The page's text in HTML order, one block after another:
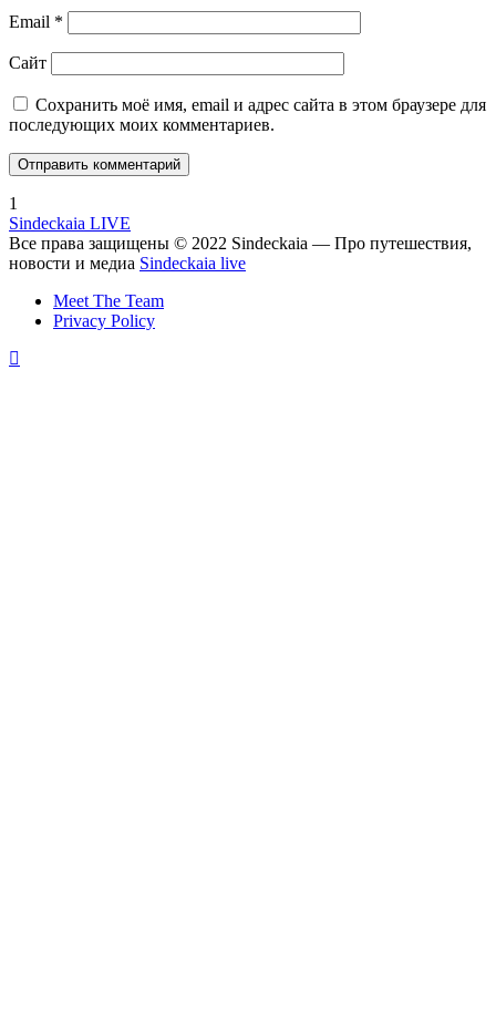
Email *
Сайт
Сохранить моё имя, email и адрес сайта в этом браузере для
последующих моих комментариев.
1
Sindeckaia LIVE
Все права защищены © 2022 Sindeckaia — Про путешествия,
новости и медиа Sindeckaia live
Meet The Team
Privacy Policy